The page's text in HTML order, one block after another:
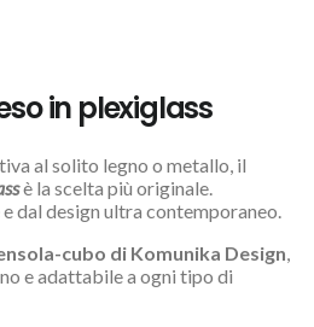
in plexiglass
al solito legno o metallo, il
è la scelta più originale.
dal design ultra contemporaneo.
cubo di Komunika Design,
e adattabile a ogni tipo di